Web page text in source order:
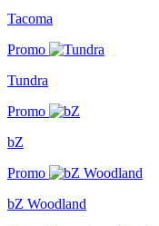
Tacoma
Promo
Tundra
Promo
bZ
Promo
bZ Woodland